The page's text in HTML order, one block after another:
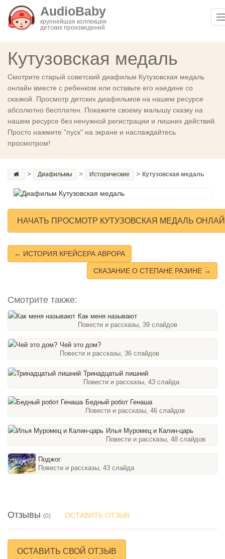
AudioBaby
крупнейшая коллекция
детских произведений
Кутузовская медаль
Смотрите старый советский диафильм Кутузовская медаль
онлайн вместе с ребенком или оставьте его наедине со
сказкой. Просмотр детских диафильмов на нашем ресурсе
абсолютно бесплатен. Покажите своему малышу сказку на
нашем ресурсе без ненужной регистрации и лишних действий.
Просто нажмите "пуск" на экране и наслаждайтесь
просмотром!
> Диафильмы > Исторические > Кутузовская медаль
НАЧАТЬ ПРОСМОТР КУТУЗОВСКАЯ МЕДАЛЬ
← ИСТОРИЯ КРЕЙСЕРА АВРОРА
СКАЗАНИЕ О СТЕПАНЕ РАЗИНЕ →
Смотрите также:
Как меня называют
Повести и рассказы, 39 слайдов
Чей это дом?
Повести и рассказы, 36 слайдов
Тринадцатый лишний
Повести и рассказы, 43 слайда
Бедный робот Генаша
Повести и рассказы, 46 слайдов
Илья Муромец и Калин-царь
Повести и рассказы, 48 слайдов
Поджог
Повести и рассказы, 43 слайда
Отзывы (0) ОСТАВИТЬ ОТЗЫВ
ОСТАВИТЬ СВОЙ ОТЗЫВ